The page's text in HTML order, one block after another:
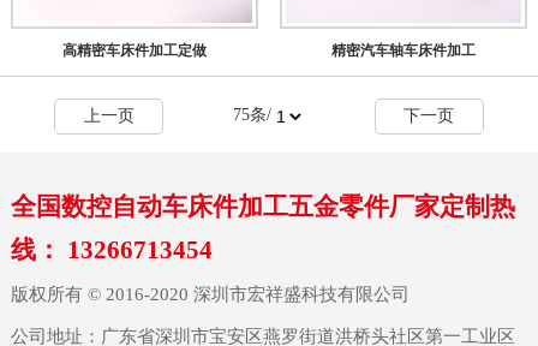
高精密车床件加工定做 精密汽车轴车床件加工
上一页 75条/ 下一页
全国数控自动车床件加工五金零件厂家定制热
线： 13266713454
版权所有 © 2016-2020 深圳市宏祥盛科技有限公司
公司地址：广东省深圳市宝安区燕罗街道洪桥头社区第一工业区